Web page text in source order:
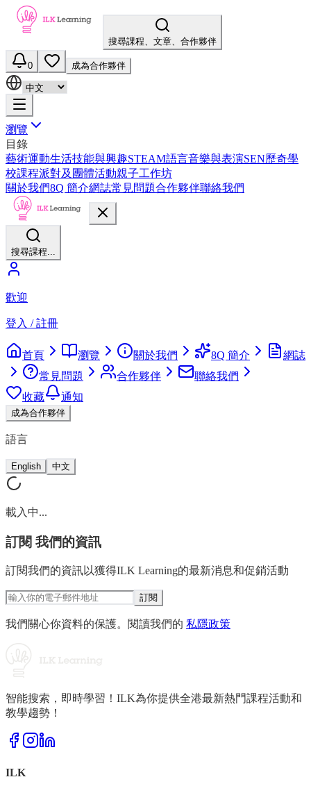
搜尋課程、文章、合作夥伴
0 成為合作夥伴
瀏覽
目錄
藝術運動生活技能與興趣STEAM語言音樂與表演SEN歷奇學
校課程派對及團體活動親子工作坊
關於我們8Q 簡介網誌常見問題合作夥伴聯絡我們
搜尋課程...
歡迎
登入 / 註冊
首頁 瀏覽 關於我們 8Q 簡介
網誌
常見問題
合作夥伴
聯絡我們
收藏
通知
成為合作夥伴
語言
English 中文
載入中...
訂閱 我們的資訊
訂閱我們的資訊以獲得ILK Learning的最新消息和促銷活動
訂閱
我們關心你資料的保護。閱讀我們的 私隱政策
智能搜索，即時學習！ILK為你提供全港最新熱門課程活動和
教學趨勢！
ILK